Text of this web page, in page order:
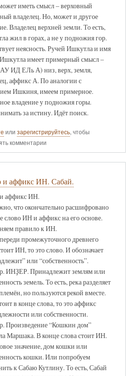
иметь смысл – верховный
владелец. Но, может и другое
Владелец верхней земли. То есть,
жил в горах, а не у подножия гор.
неясность. Ручей Ишкутла и имя
имеет примерный смысл –
ИД ЕЛь А) низ, верх, земля,
аффикс А. По аналогии с
Ишкиня, имеем примерное.
владение у подножия горы.
за истину. Идёт поиск.
или зарегистрируйтесь, чтобы
комментарии
и аффикс ИН. Сабай.
аффикс ИН.
что окончательно расшифровано
слово ИН и аффикс на его основе.
правило к ИН.
промежуточного древнего
ИН, то это слово. И обозначает
или “собственность”.
ИНҘЕР. Принадлежит землям или
земель. То есть, река разделяет
но пользуются рекой вместе.
в конце слова, то это аффикс
или собственности.
Произведение “Кошкин дом”
Маршака. В конце слова стоит ИН.
значение, дом кошки или
кошки. Или попробуем
к Сабаю Кутлину. То есть, Сабай